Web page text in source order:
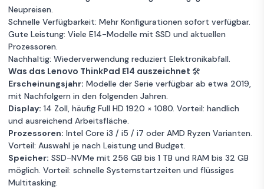
2.8 GHz - SSD 256
GB - 16GB AZERTY
- Französisch
1 €
Unbekannter Zustand 16 GB RAM
Garantie 12 Monate
Lenovo ThinkPad
E14 G1 14" Core i5
1.6 GHz - SSD 512
GB - 16GB AZERTY
- Französisch
1 €
Zum
Unbekannter Zustand 16 GB RAM
512 GB Speicher Intel Core i5
Garantie 12 Monate
Neupreisen.
Schnelle Verfügbarkeit: Mehr Konfigurationen sofort verfügbar.
Gute Leistung: Viele E14-Modelle mit SSD und aktuellen
Prozessoren.
Nachhaltig: Wiederverwendung reduziert Elektronikabfall.
Was das Lenovo ThinkPad E14 auszeichnet 🛠️
Erscheinungsjahr: Modelle der Serie verfügbar ab etwa 2019,
mit Nachfolgern in den folgenden Jahren.
Display: 14 Zoll, häufig Full HD 1920 × 1080. Vorteil: handlich
und ausreichend Arbeitsfläche.
Prozessoren: Intel Core i3 / i5 / i7 oder AMD Ryzen Varianten.
Vorteil: Auswahl je nach Leistung und Budget.
Speicher: SSD-NVMe mit 256 GB bis 1 TB und RAM bis 32 GB
möglich. Vorteil: schnelle Systemstartzeiten und flüssiges
Multitasking.